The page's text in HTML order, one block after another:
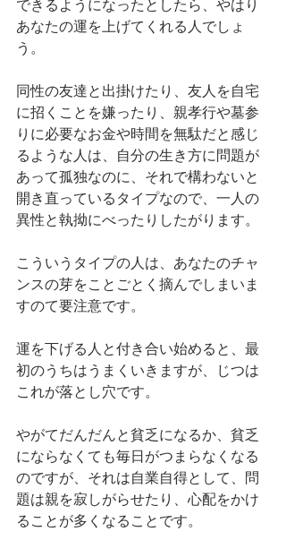
できるようになったとしたら、やはり
あなたの運を上げてくれる人でしょ
う。
同性の友達と出掛けたり、友人を自宅
に招くことを嫌ったり、親孝行や墓参
りに必要なお金や時間を無駄だと感じ
るような人は、自分の生き方に問題が
あって孤独なのに、それで構わないと
開き直っているタイプなので、一人の
異性と執拗にべったりしたがります。
こういうタイプの人は、あなたのチャ
ンスの芽をことごとく摘んでしまいま
すのて要注意です。
運を下げる人と付き合い始めると、最
初のうちはうまくいきますが、じつは
これが落とし穴です。
やがてだんだんと貧乏になるか、貧乏
にならなくても毎日がつまらなくなる
のですが、それは自業自得として、問
題は親を寂しがらせたり、心配をかけ
ることが多くなることです。